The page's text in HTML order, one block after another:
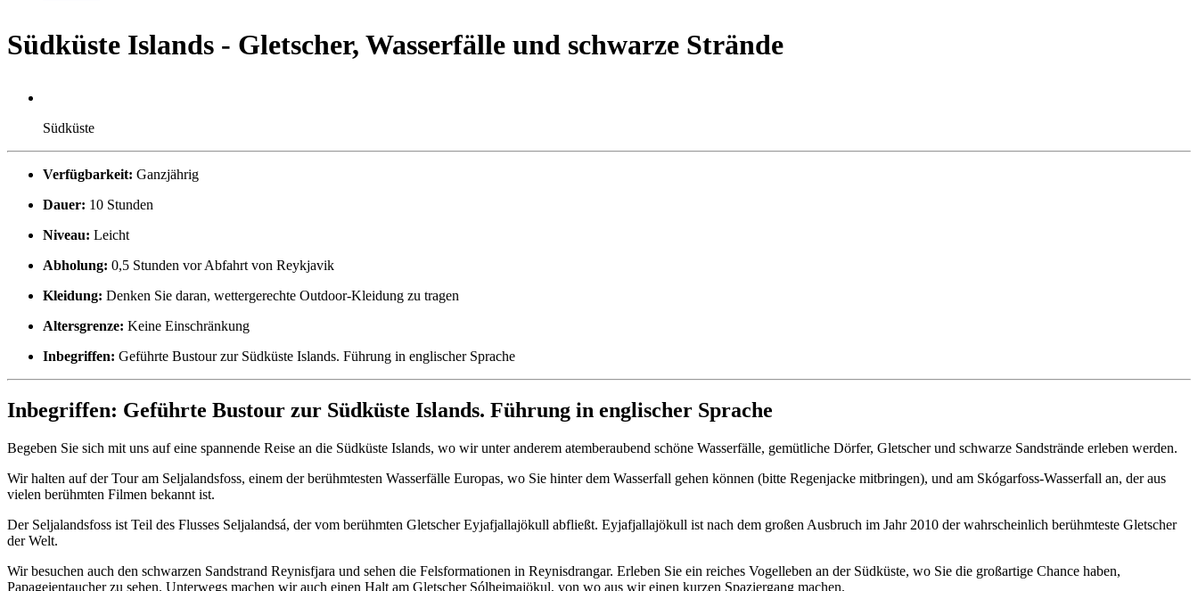
Südküste Islands - Gletscher, Wasserfälle und schwarze Strände
Südküste
Verfügbarkeit: Ganzjährig
Dauer: 10 Stunden
Niveau: Leicht
Abholung: 0,5 Stunden vor Abfahrt von Reykjavik
Kleidung: Denken Sie daran, wettergerechte Outdoor-Kleidung zu tragen
Altersgrenze: Keine Einschränkung
Inbegriffen: Geführte Bustour zur Südküste Islands. Führung in englischer Sprache
Inbegriffen: Geführte Bustour zur Südküste Islands. Führung in englischer Sprache
Begeben Sie sich mit uns auf eine spannende Reise an die Südküste Islands, wo wir unter anderem atemberaubend schöne Wasserfälle, gemütliche Dörfer, Gletscher und schwarze Sandstrände erleben werden.
Wir halten auf der Tour am Seljalandsfoss, einem der berühmtesten Wasserfälle Europas, wo Sie hinter dem Wasserfall gehen können (bitte Regenjacke mitbringen), und am Skógarfoss-Wasserfall an, der aus
vielen berühmten Filmen bekannt ist.
Der Seljalandsfoss ist Teil des Flusses Seljalandsá, der vom berühmten Gletscher Eyjafjallajökull abfließt. Eyjafjallajökull ist nach dem großen Ausbruch im Jahr 2010 der wahrscheinlich berühmteste Gletscher
der Welt.
Wir besuchen auch den schwarzen Sandstrand Reynisfjara und sehen die Felsformationen in Reynisdrangar. Erleben Sie ein reiches Vogelleben an der Südküste, wo Sie die großartige Chance haben,
Papageientaucher zu sehen. Unterwegs machen wir auch einen Halt am Gletscher Sólheimajökul, von wo aus wir einen kurzen Spaziergang machen.